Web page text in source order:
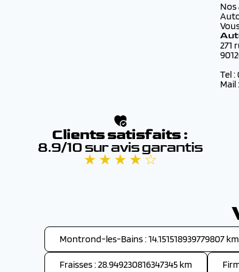
Nos
271
Tel :
Mail :
Clients satisfaits :
8.9/10 sur avis garantis
★ ★ ★ ★ ☆
Montrond-les-Bains : 14.151518939779807 km
Fraisses : 28.949230816347345 km